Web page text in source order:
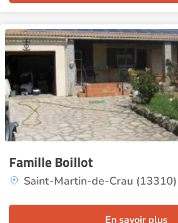
Famille Boillot
Saint-Martin-de-Crau (13310)
En savoir plus